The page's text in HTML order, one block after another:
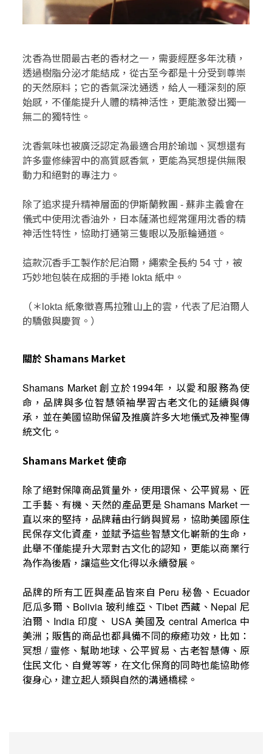
沈香為世間最古老的香材之一，需要經歷多年沈積，
透過樹脂分泌才能結成，從古至今都是十分受到尊崇
的天然原料；它的香氣深沈通透，給人一種深刻的原
始感，不僅能提升人體的精神活性，更能激發出獨一
無二的獨特性。
沈香氣味也被廣泛認定為最適合用於瑜珈、冥想還有
許多靈修練習中的高質感香氣，更能為冥想提供無限
動力和絕對的專注力。
除了追求提升精神層面的伊斯蘭教團 - 蘇非主義會在
儀式中使用沈香油外，日本薩滿也經常運用沈香的精
神活性特性，協助打通第三隻眼以及脈輪通道。
這款沉香手工製作於尼泊爾，繩索全長約 54 寸，被
巧妙地包裝在成捆的手捲 lokta 紙中。
（＊ lokta 紙象徵喜馬拉雅山上的雲，代表了尼泊爾人
的驕傲與慶賀。）
關於Shamans Market
Shamans Market創立於1994年，以愛和服務為使
命，品牌與多位智慧領袖學習古老文化的延續與傳
承，並在美國協助保留及推廣許多大地儀式及神聖傳
統文化。
Shamans Market使命
除了絕對保障商品質量外，使用環保、公平貿易、匠
工手藝、有機、天然的產品更是Shamans Market 一
直以來的堅持，品牌藉由行銷與貿易，協助美國原住
民保存文化資產，並賦予這些智慧文化嶄新的生命，
此舉不僅能提升大眾對古文化的認知，更能以商業行
為作為後盾，讓這些文化得以永續發展。
品牌的所有工匠與產品皆來自 Peru秘魯、 Ecuador
厄瓜多爾、 Bolivia 玻利維亞、 Tibet 西藏、 Nepal 尼
泊爾、 India 印度、 USA 美國及 central America 中
美洲；販售的商品也都具備不同的療癒功效，比如：
冥想 / 靈修、幫助地球、公平貿易、古老智慧傳、原
住民文化、自覺等等，在文化保育的同時也能協助修
復身心，建立起人類與自然的溝通橋樑。